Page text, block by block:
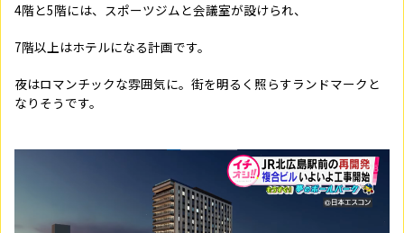
4階と5階には、スポーツジムと会議室が設けられ、
7階以上はホテルになる計画です。
夜はロマンチックな雰囲気に。街を明るく照らすランドマークと
なりそうです。